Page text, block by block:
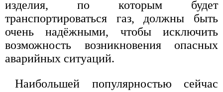
изделия, по которым будет
транспортироваться газ, должны быть
очень надёжными, чтобы исключить
возможность возникновения опасных
аварийных ситуаций.
Наибольшей популярностью сейчас